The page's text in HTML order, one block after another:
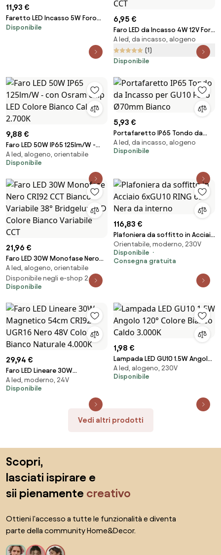
11,93 €
Faretto LED Incasso 5W Foro
Ø35mm 3CCT - CRI92 Bianco
Disponibile
6,95 €
Faro LED da Incasso 4W 12V Foro
55-58mm IP44 CCT Bianco
Variabile Colore Bianco Variabile
CCT
A led, da incasso, alogeno
(1)
Disponibile
9,88 €
Faro LED 50W IP65 125lm/W -
con Osram chip LED Colore
Bianco Caldo 2.700K
A led, alogeno, orientabile
Disponibile
5,93 €
Portafaretto IP65 Tondo da
Incasso per GU10 Foro Ø70mm
Bianco
A led, da incasso, alogeno
Disponibile
21,96 €
Faro LED 30W Monofase Nero
CRI92 CCT Bianco Variabile 38°
Bridgelux LED Colore Bianco
Variabile CCT
A led, alogeno, orientabile
Disponibile negli e-shop 2
Disponibile
116,83 €
Plafoniera da soffitto in Acciaio
6xGU10 RING 6L Nera da interno
Orientabile, moderno, 230V
Disponibile
Consegna gratuita
29,94 €
Faro LED Lineare 30W
Magnetico 54cm CRI92 UGR16
Nero 48V Colore Bianco
A led, moderno, 24V
Disponibile
1,98 €
Lampada LED GU10 1.5W Angolo
120° Colore Bianco Caldo
3.000K
A led, alogeno, 230V
Disponibile
Vedi altri prodotti
Scopri,
lasciati ispirare e
sii pienamente creativo
Ottieni l'accesso a tutte le funzionalità e diventa
parte della community Home&Decor.